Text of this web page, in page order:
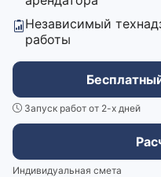
Независимый
работы
Запуск работ от 2-х дней
Индивидуальная смета